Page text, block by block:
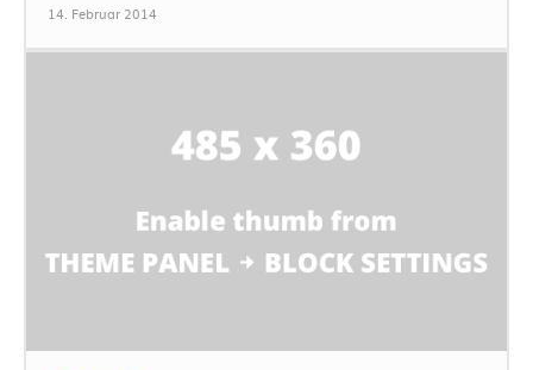
14. Februar 2014